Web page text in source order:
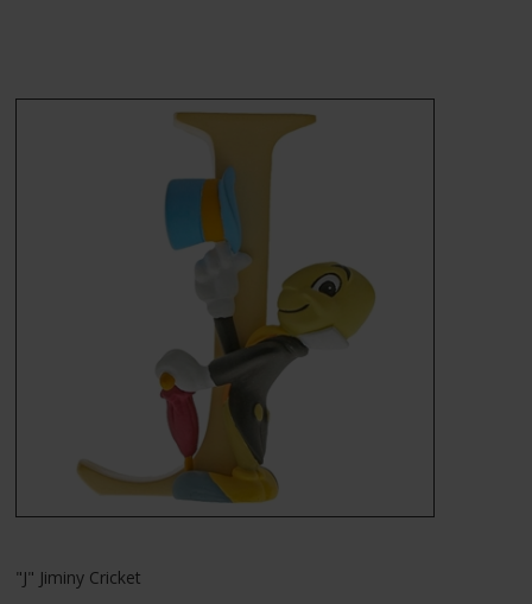
FRAGT
FAVORIT
"J" Jiminy Cricket